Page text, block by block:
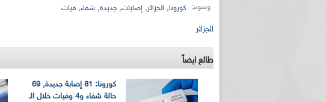
وسوم: كورونا, الجزائر, إصابات, جديدة, شفاء, فيات
الجزائر
طالع ايضاً
كورونا: 81 إصابة جديدة, 69
حالة شفاء و4 وفيات خلال الـ